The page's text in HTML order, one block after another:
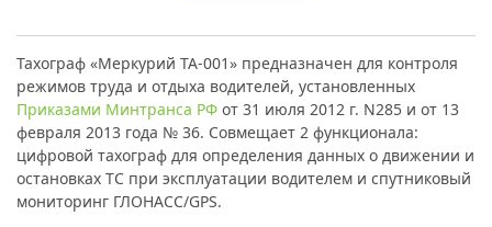
Тахограф «Меркурий ТА-001» предназначен для контроля
режимов труда и отдыха водителей, установленных
Приказами Минтранса РФ от 31 июля 2012 г. N285 и от 13
февраля 2013 года № 36. Совмещает 2 функционала:
цифровой тахограф для определения данных о движении и
остановках ТС при эксплуатации водителем и спутниковый
мониторинг ГЛОНАСС/GPS.